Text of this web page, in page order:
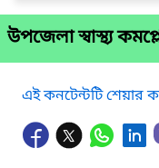
উপজেলা স্বাস্থ্য
এই কনটেন্টটি শেয়ার